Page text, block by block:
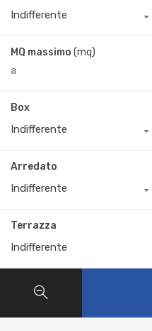
Indifferente
MQ massimo (mq)
Box
Indifferente
Arredato
Indifferente
Terrazza
Indifferente